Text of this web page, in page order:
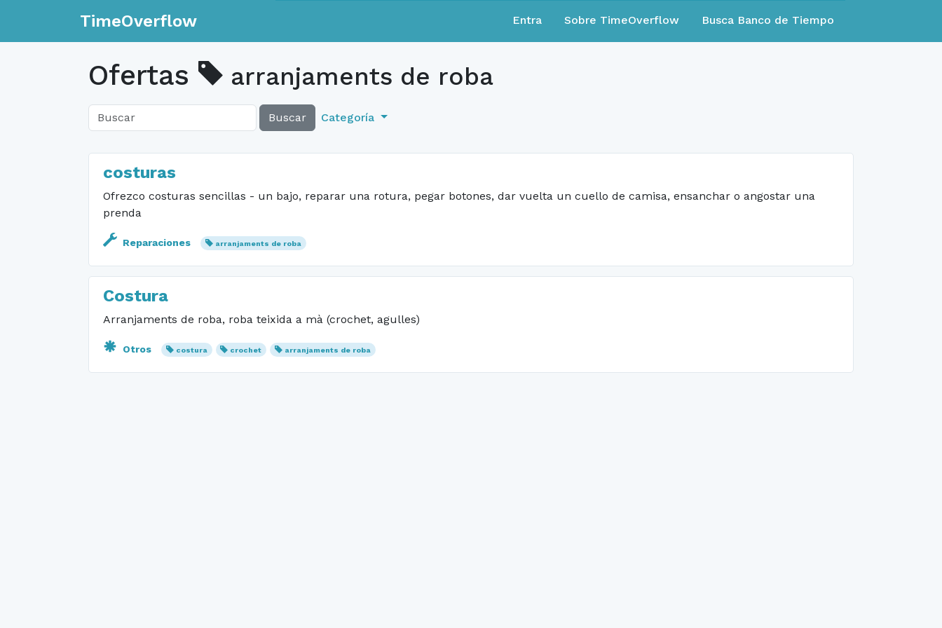
TimeOverflow Entra Sobre TimeOverflow Busca Banco de Tiempo
Ofertas arranjaments de roba
Buscar Categoría
costuras
Ofrezco costuras sencillas - un bajo, reparar una rotura, pegar botones, dar vuelta un cuello de camisa, ensanchar o angostar una
prenda
Reparaciones arranjaments de roba
Costura
Arranjaments de roba, roba teixida a mà (crochet, agulles)
Otros costura crochet arranjaments de roba